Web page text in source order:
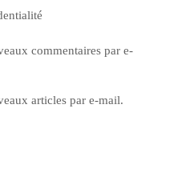
commentaires par e-
articles par e-mail.